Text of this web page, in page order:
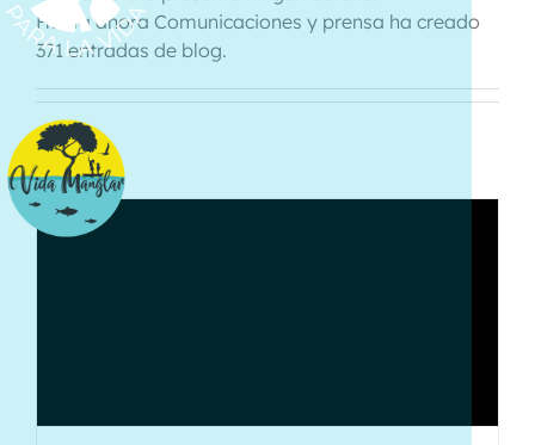
Hasta ahora Comunicaciones y prensa ha creado
371 entradas de blog.